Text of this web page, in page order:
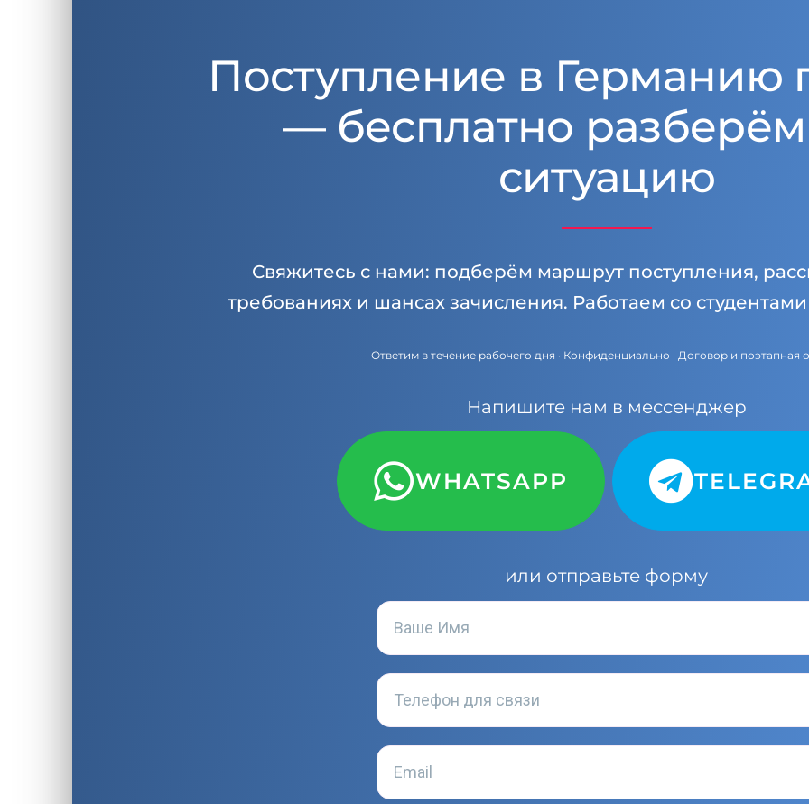
Поступление в Германию
— бесплатно
ситуацию
Свяжитесь с нами: подберём маршрут поступления,
требованиях и шансах зачисления. Работаем со
Ответим в течение рабочего дня · Конфиденциально · Договор и поэтапная
Напишите нам в мессенджер
WHATSAPP
или отправьте форму